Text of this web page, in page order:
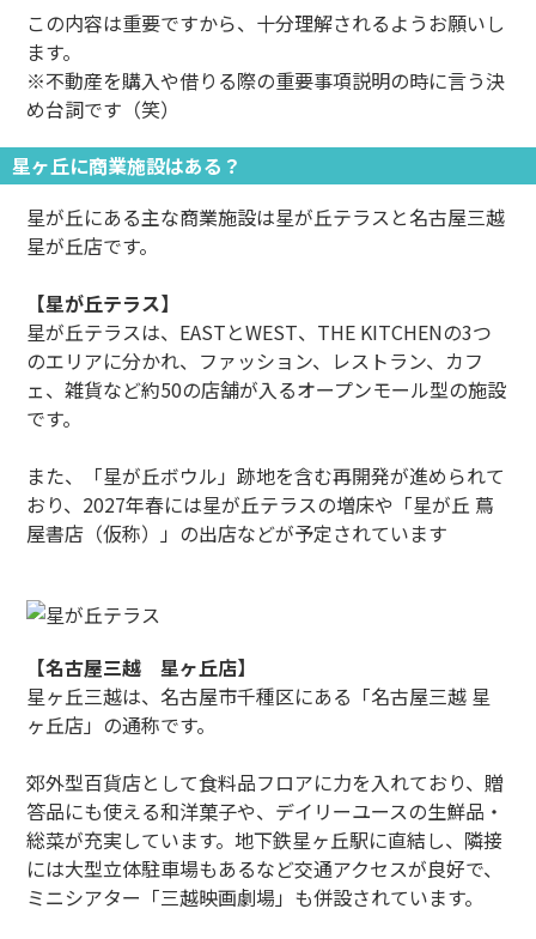
この内容は重要ですから、十分理解されるようお願いし
ます。
※不動産を購入や借りる際の重要事項説明の時に言う決
め台詞です（笑）
星ヶ丘に商業施設はある？
星が丘にある主な商業施設は星が丘テラスと名古屋三越
星が丘店です。
【星が丘テラス】
星が丘テラスは、EASTとWEST、THE KITCHENの3つ
のエリアに分かれ、ファッション、レストラン、カフ
ェ、雑貨など約50の店舗が入るオープンモール型の施設
です。
また、「星が丘ボウル」跡地を含む再開発が進められて
おり、2027年春には星が丘テラスの増床や「星が丘 蔦
屋書店（仮称）」の出店などが予定されています
【名古屋三越 星ヶ丘店】
星ヶ丘三越は、名古屋市千種区にある「名古屋三越 星
ヶ丘店」の通称です。
郊外型百貨店として食料品フロアに力を入れており、贈
答品にも使える和洋菓子や、デイリーユースの生鮮品・
総菜が充実しています。地下鉄星ヶ丘駅に直結し、隣接
には大型立体駐車場もあるなど交通アクセスが良好で、
ミニシアター「三越映画劇場」も併設されています。